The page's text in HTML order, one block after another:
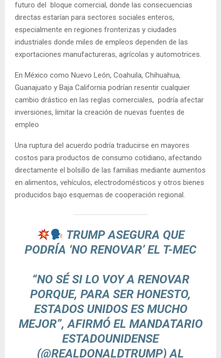
futuro del bloque comercial, donde las consecuencias
directas estarían para sectores sociales enteros,
especialmente en regiones fronterizas y ciudades
industriales donde miles de empleos dependen de las
exportaciones manufactureras, agrícolas y automotrices.
En México como Nuevo León, Coahuila, Chihuahua,
Guanajuato y Baja California podrían resentir cualquier
cambio drástico en las reglas comerciales, podría afectar
inversiones, limitar la creación de nuevas fuentes de
empleo
Una ruptura del acuerdo podría traducirse en mayores
costos para productos de consumo cotidiano, afectando
directamente el bolsillo de las familias mediante aumentos
en alimentos, vehículos, electrodomésticos y otros bienes
producidos bajo esquemas de cooperación regional.
TRUMP ASEGURA QUE
PODRÍA ‘NO RENOVAR’ EL T-MEC
“NO SÉ SI LO VOY A RENOVAR
PORQUE, PARA SER HONESTO,
ESTADOS UNIDOS ES MUCHO
MEJOR”, AFIRMÓ EL MANDATARIO
ESTADOUNIDENSE
(@REALDONALDTRUMP) AL